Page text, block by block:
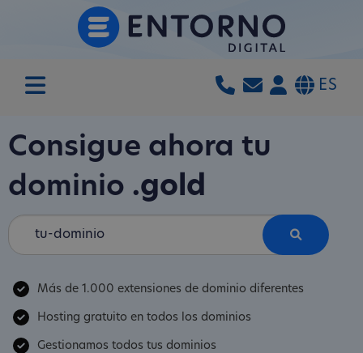
ES
Consigue ahora tu
dominio .gold
Más de 1.000 extensiones de dominio diferentes
Hosting gratuito en todos los dominios
Gestionamos todos tus dominios